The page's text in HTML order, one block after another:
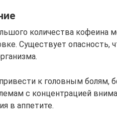
количества кофеина
Существует опасность,
к головным болям,
с концентрацией
в аппетите.